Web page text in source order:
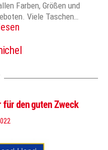
Farben, Größen und
Viele Taschen…
für den guten Zweck